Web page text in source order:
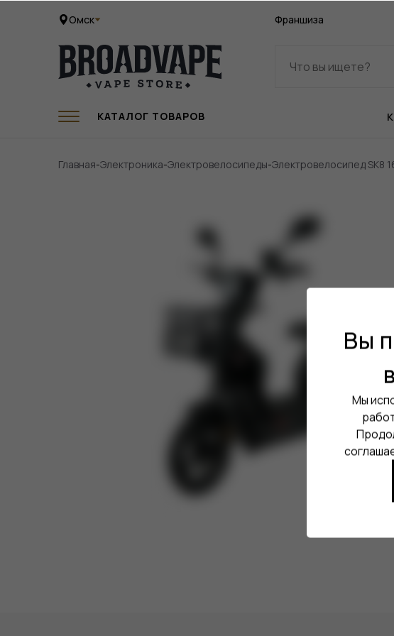
Омск Франшиза
КАТАЛОГ ТОВАРОВ
Главная-Электроника-Электровелосипеды-Электровелосипед SK8
Вы
Мы